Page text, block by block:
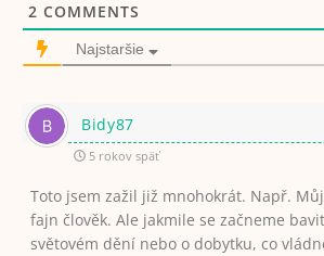
2 COMMENTS
Najstaršie
Bidy87
5 rokov späť
Toto jsem zažil již mnohokrát. Např.
fajn člověk. Ale jakmile se začneme
světovém dění nebo o dobytku, co